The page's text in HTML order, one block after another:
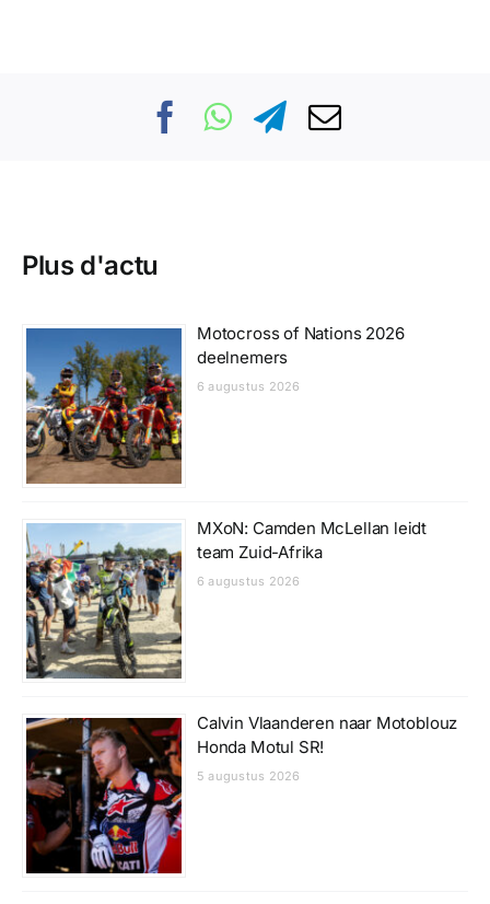
Plus d'actu
Motocross of Nations 2026
deelnemers
6 augustus 2026
MXoN: Camden McLellan leidt
team Zuid-Afrika
6 augustus 2026
Calvin Vlaanderen naar Motoblouz
Honda Motul SR!
5 augustus 2026